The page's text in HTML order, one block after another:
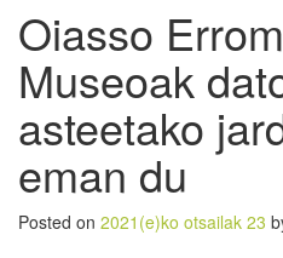
Oiasso
Museoak
asteetako
eman du
Posted on 2021(e)ko otsailak 23